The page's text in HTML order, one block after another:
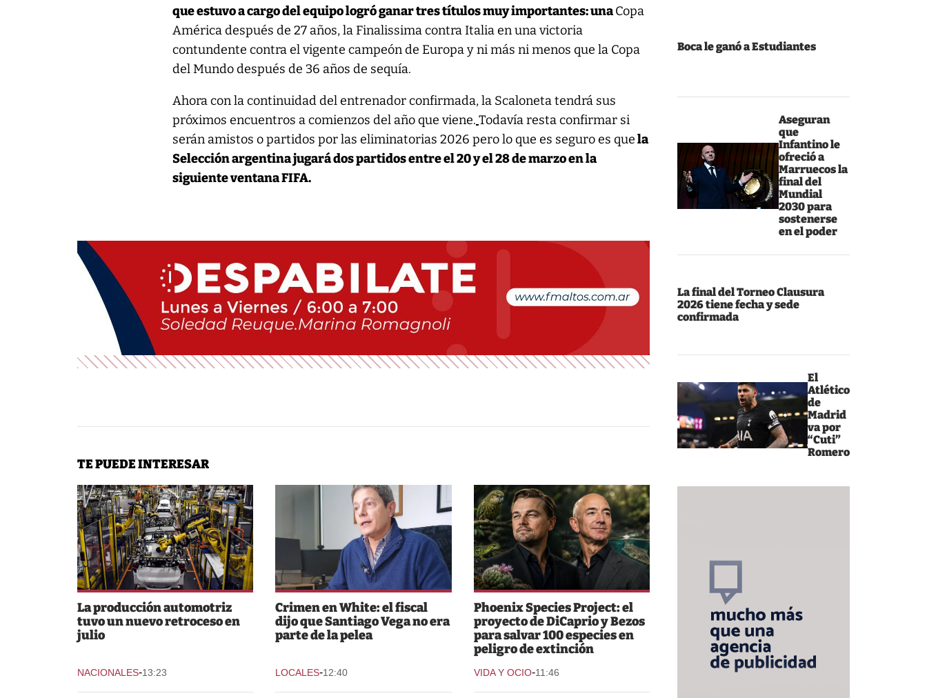
Boca le ganó a Estudiantes
Aseguran
que
Infantino le
ofreció a
Marruecos la
final del
Mundial
2030 para
sostenerse
en el poder
La final del Torneo Clausura
2026 tiene fecha y sede
confirmada
El
Atlético
de
Madrid
va por
“Cuti”
Romero
que estuvo a cargo del equipo logró ganar tres títulos muy importantes: unaCopa
América después de 27 años, la Finalissima contra Italia en una victoria
contundente contra el vigente campeón de Europa y ni más ni menos que la Copa
del Mundo después de 36 años de sequía.
Ahora con la continuidad del entrenador confirmada, la Scaloneta tendrá sus
próximos encuentros a comienzos del año que viene. Todavía resta confirmar si
serán amistos o partidos por las eliminatorias 2026 pero lo que es seguro es quela
Selección argentina jugará dos partidos entre el 20 y el 28 de marzo en la
siguiente ventana FIFA.
TE PUEDE INTERESAR
La producción automotriz
tuvo un nuevo retroceso en
julio
NACIONALES-13:23
Crimen en White: el fiscal
dijo que Santiago Vega no era
parte de la pelea
LOCALES-12:40
Phoenix Species Project: el
proyecto de DiCaprio y Bezos
para salvar 100 especies en
peligro de extinción
VIDA Y OCIO-11:46